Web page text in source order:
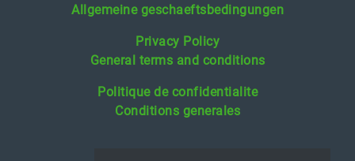
Allgemeine geschaeftsbedingungen
Privacy Policy
General terms and conditions
Politique de confidentialite
Conditions generales